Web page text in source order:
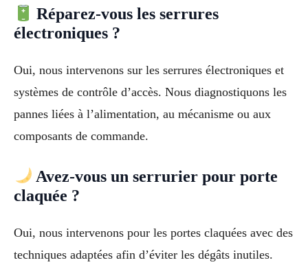
Réparez-vous les serrures
électroniques ?
Oui, nous intervenons sur les serrures électroniques et
systèmes de contrôle d’accès. Nous diagnostiquons les
pannes liées à l’alimentation, au mécanisme ou aux
composants de commande.
Avez-vous un serrurier pour porte
claquée ?
Oui, nous intervenons pour les portes claquées avec des
techniques adaptées afin d’éviter les dégâts inutiles.